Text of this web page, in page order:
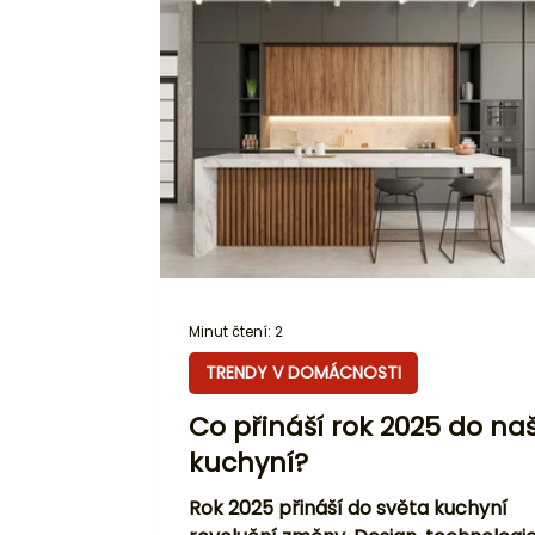
Co přináší rok 2025 do
kuchyní?
Rok 2025 přináší do světa kuchyní
TRENDY V DOMÁCNOSTI
Minut čtení: 2